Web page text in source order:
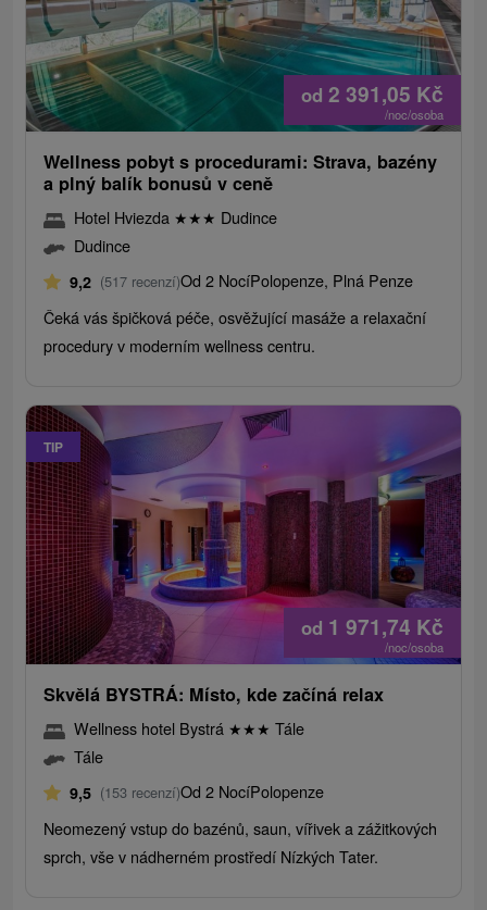
od 2 391,05 Kč
/noc/osoba
Wellness pobyt s procedurami: Strava, bazény
a plný balík bonusů v ceně
Hotel Hviezda ★★★ Dudince
Dudince
9,2 (517 recenzí)Od 2 NocíPolopenze, Plná Penze
Čeká vás špičková péče, osvěžující masáže a relaxační
procedury v moderním wellness centru.
TIP
od 1 971,74 Kč
/noc/osoba
Skvělá BYSTRÁ: Místo, kde začíná relax
Wellness hotel Bystrá ★★★ Tále
Tále
9,5 (153 recenzí)Od 2 NocíPolopenze
Neomezený vstup do bazénů, saun, vířivek a zážitkových
sprch, vše v nádherném prostředí Nízkých Tater.